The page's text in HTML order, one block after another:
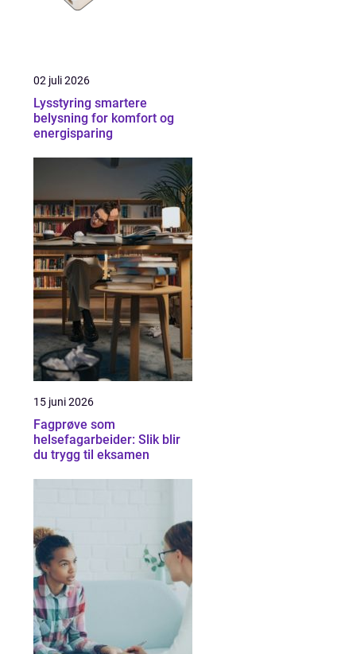
02 juli 2026
Lysstyring smartere
belysning for komfort og
energisparing
15 juni 2026
Fagprøve som
helsefagarbeider: Slik blir
du trygg til eksamen